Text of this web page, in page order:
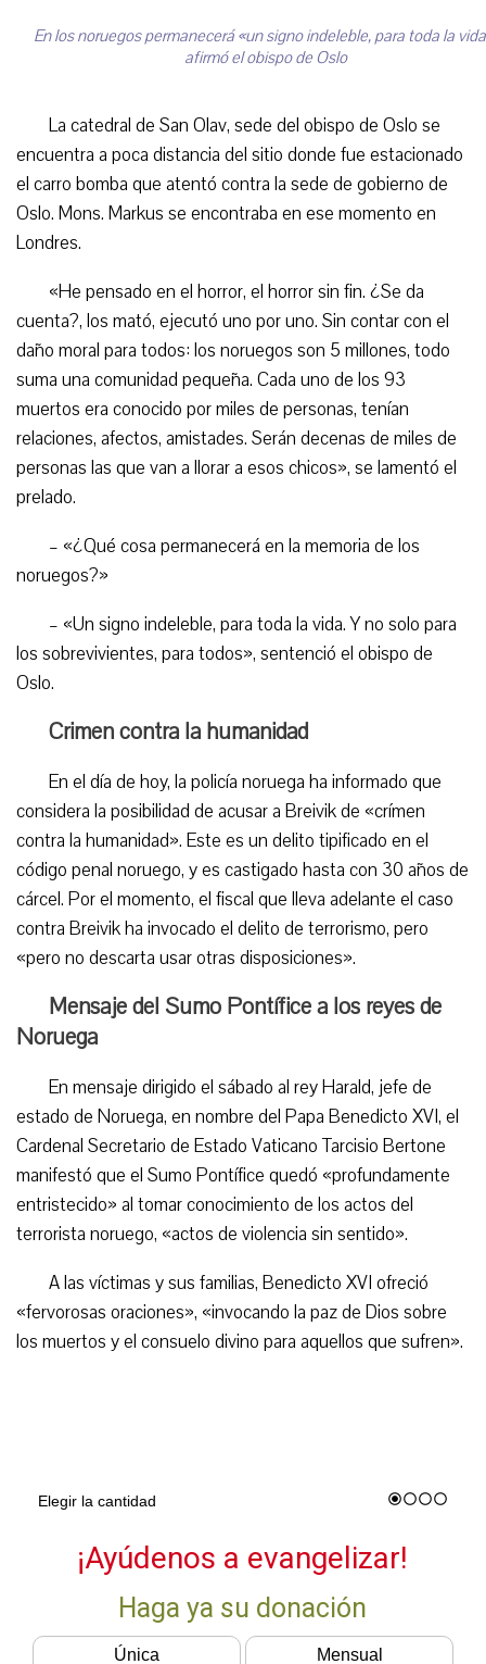
En los noruegos permanecerá «un signo indeleble, para toda la
afirmó el obispo de Oslo
La catedral de San Olav, sede del obispo de Oslo se
encuentra a poca distancia del sitio donde fue estacionado
el carro bomba que atentó contra la sede de gobierno de
Oslo. Mons. Markus se encontraba en ese momento en
Londres.
«He pensado en el horror, el horror sin fin. ¿Se da
cuenta?, los mató, ejecutó uno por uno. Sin contar con el
daño moral para todos: los noruegos son 5 millones, todo
suma una comunidad pequeña. Cada uno de los 93
muertos era conocido por miles de personas, tenían
relaciones, afectos, amistades. Serán decenas de miles de
personas las que van a llorar a esos chicos», se lamentó el
prelado.
– «¿Qué cosa permanecerá en la memoria de los
noruegos?»
– «Un signo indeleble, para toda la vida. Y no solo para
los sobrevivientes, para todos», sentenció el obispo de
Oslo.
Crimen contra la humanidad
En el día de hoy, la policía noruega ha informado que
considera la posibilidad de acusar a Breivik de «crímen
contra la humanidad». Este es un delito tipificado en el
código penal noruego, y es castigado hasta con 30 años de
cárcel. Por el momento, el fiscal que lleva adelante el caso
contra Breivik ha invocado el delito de terrorismo, pero
«pero no descarta usar otras disposiciones».
Mensaje del Sumo Pontífice a los reyes de
Noruega
En mensaje dirigido el sábado al rey Harald, jefe de
estado de Noruega, en nombre del Papa Benedicto XVI, el
Cardenal Secretario de Estado Vaticano Tarcisio Bertone
manifestó que el Sumo Pontífice quedó «profundamente
entristecido» al tomar conocimiento de los actos del
terrorista noruego, «actos de violencia sin sentido».
A las víctimas y sus familias, Benedicto XVI ofreció
«fervorosas oraciones», «invocando la paz de Dios sobre
los muertos y el consuelo divino para aquellos que sufren».